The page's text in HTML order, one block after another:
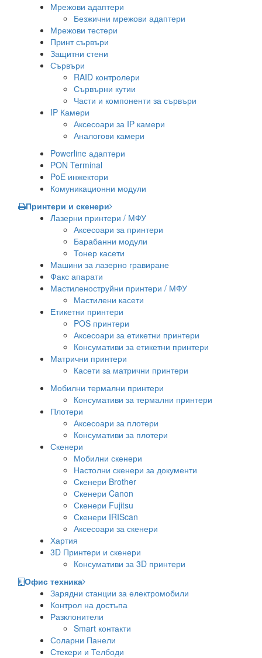
Мрежови адаптери
Безжични мрежови адаптери
Мрежови тестери
Принт сървъри
Защитни стени
Сървъри
RAID контролери
Сървърни кутии
Части и компоненти за сървъри
IP Камери
Аксесоари за IP камери
Аналогови камери
Powerline адаптери
PON Terminal
PoE инжектори
Комуникационни модули
Принтери и скенери
Лазерни принтери / МФУ
Аксесоари за принтери
Барабанни модули
Тонер касети
Машини за лазерно гравиране
Факс апарати
Мастиленоструйни принтери / МФУ
Мастилени касети
Етикетни принтери
POS принтери
Аксесоари за етикетни принтери
Консумативи за етикетни принтери
Матрични принтери
Касети за матрични принтери
Мобилни термални принтери
Консумативи за термални принтери
Плотери
Аксесоари за плотери
Консумативи за плотери
Скенери
Мобилни скенери
Настолни скенери за документи
Скенери Brother
Скенери Canon
Скенери Fujitsu
Скенери IRIScan
Аксесоари за скенери
Хартия
3D Принтери и скенери
Консумативи за 3D принтери
Офис техника
Зарядни станции за електромобили
Контрол на достъпа
Разклонители
Smart контакти
Соларни Панели
Стекери и Телбоди